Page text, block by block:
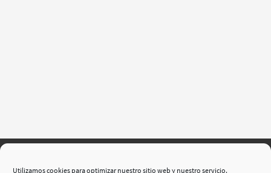
Utilizamos cookies para optimizar nuestro sitio web y nuestro servicio.